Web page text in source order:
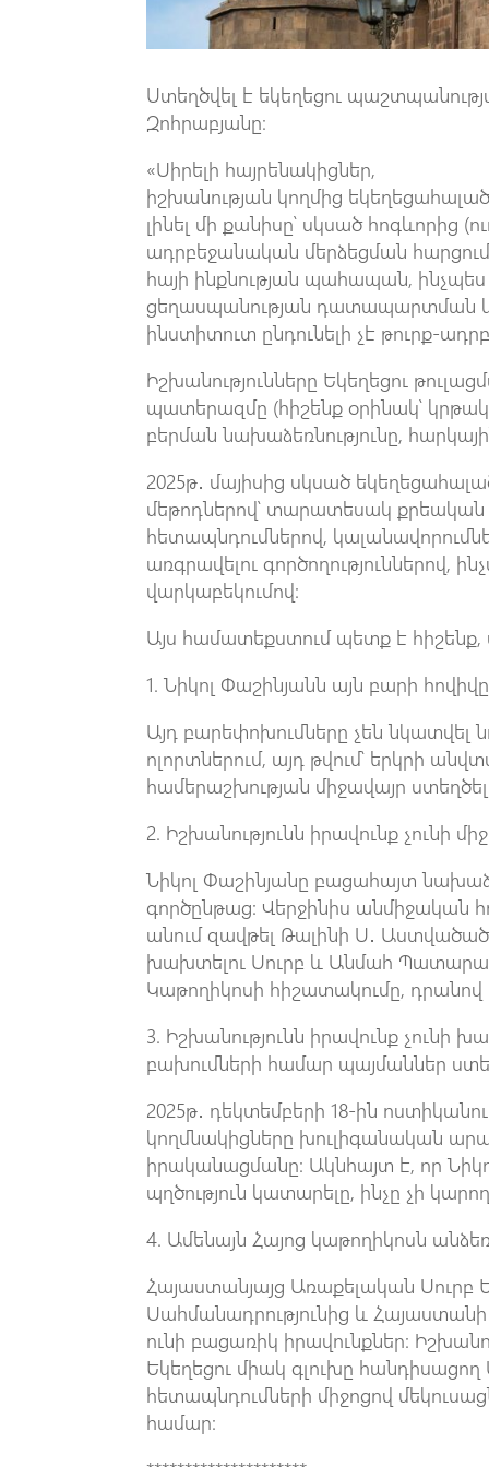
Ստեղծվել է եկեղեցու
Զոհրաբյանը։
«Սիրելի հայրենակիցներ,
իշխանության կողմից
լինել մի քանիսը՝ սկսած հոգևորից
ադրբեջանական մերձեցման
հայի ինքնության պահապան,
ցեղասպանության դատապարտման և
ինստիտուտ ընդունելի չէ թուրք-
Իշխանությունները Եկեղեցու
պատերազմը (հիշենք օրինակ՝
բերման նախաձեռնությունը,
2025թ․ մայիսից սկսած
մեթոդներով՝ տարատեսակ
հետապնդումներով,
առգրավելու գործողություններով,
վարկաբեկումով:
Այս համատեքստում պետք է հիշենք,
1. Նիկոլ Փաշինյանն այն բարի
Այդ բարեփոխումները չեն
ոլորտներում, այդ թվում՝ երկրի
համերաշխության միջավայր
2. Իշխանությունն իրավունք չունի
Նիկոլ Փաշինյանը բացահայտ
գործընթաց: Վերջինիս անմիջական
անում զավթել Թալինի Ս․
խախտելու Սուրբ և Անմահ
Կաթողիկոսի հիշատակումը,
3. Իշխանությունն իրավունք չունի
բախումների համար պայմաններ
2025թ․ դեկտեմբերի 18-ին
կողմնակիցները խուլիգանական
իրականացմանը: Ակնհայտ է, որ
պղծություն կատարելը, ինչը չի
4. Ամենայն Հայոց կաթողիկոսն
Հայաստանյայց Առաքելական Սուրբ
Սահմանադրությունից և
ունի բացառիկ իրավունքներ:
Եկեղեցու միակ գլուխը
հետապնդումների միջոցով
համար: